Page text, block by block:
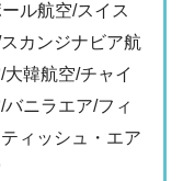
ル航空/スイス
カンジナビア航
韓航空/チャイ
ニラエア/フィ
ィッシュ・エア